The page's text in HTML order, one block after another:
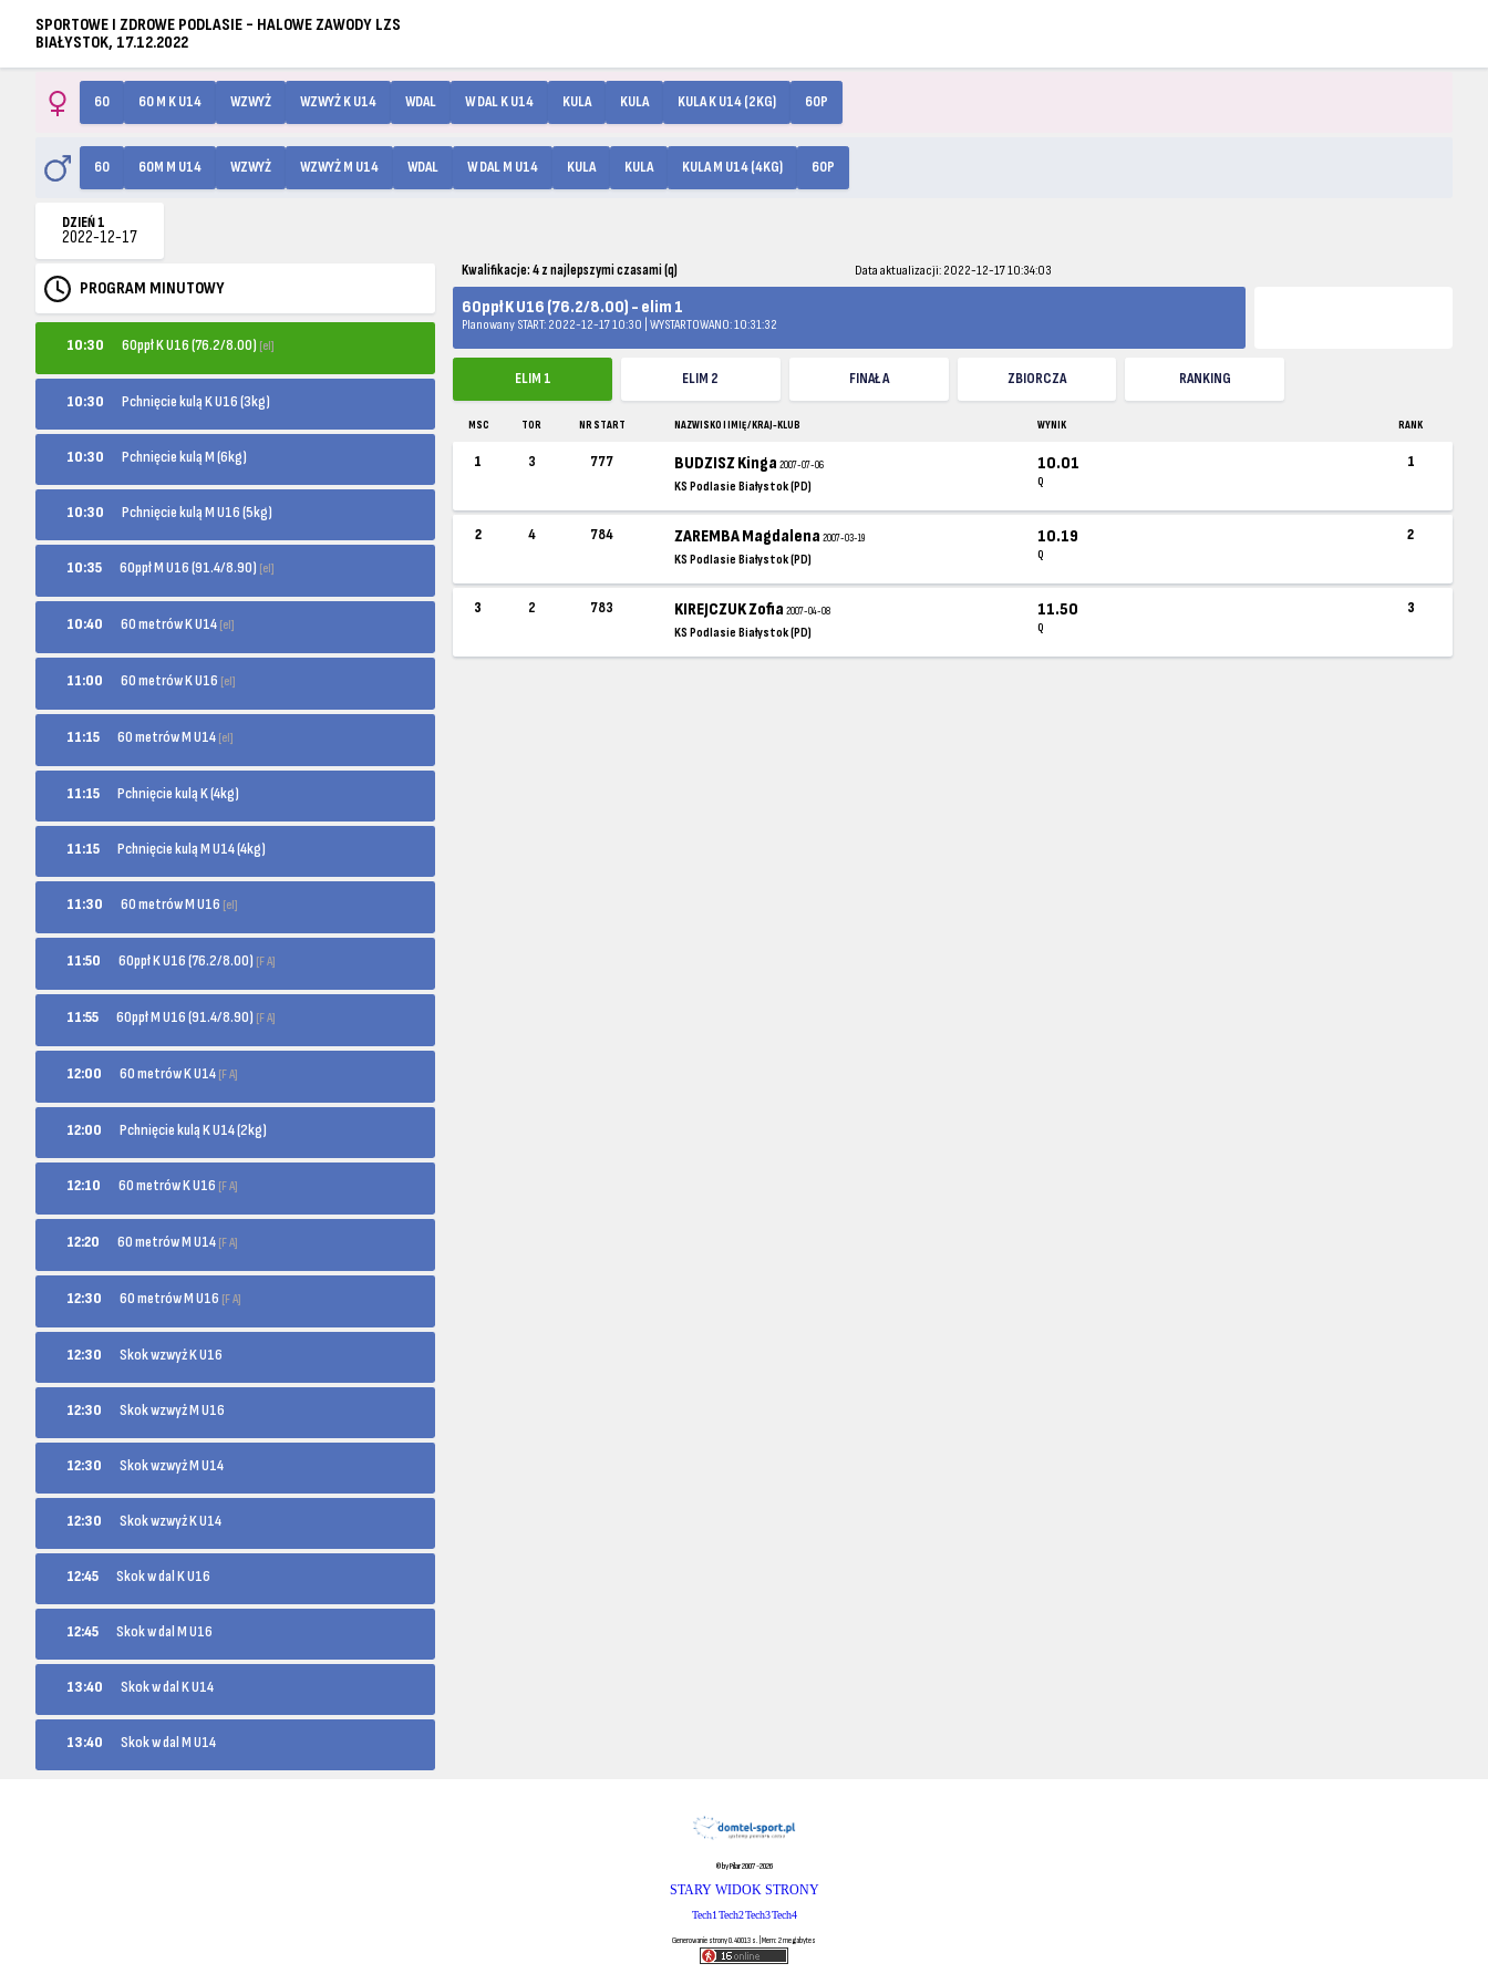
SPORTOWE I ZDROWE PODLASIE - HALOWE ZAWODY LZS
BIAŁYSTOK, 17.12.2022
60 60 M K U14 WZWYŻ WZWYŻ K U14 WDAL W DAL K U14 KULA KULA KULA K U14 (2KG) 60P
60 60M M U14 WZWYŻ WZWYŻ M U14 WDAL W DAL M U14 KULA KULA KULA M U14 (4KG) 60P
DZIEŃ 1
2022-12-17
PROGRAM MINUTOWY
10:30 60ppł K U16 (76.2/8.00) [el]
10:30 Pchnięcie kulą K U16 (3kg)
10:30 Pchnięcie kulą M (6kg)
10:30 Pchnięcie kulą M U16 (5kg)
10:35 60ppł M U16 (91.4/8.90) [el]
10:40 60 metrów K U14 [el]
11:00 60 metrów K U16 [el]
11:15 60 metrów M U14 [el]
11:15 Pchnięcie kulą K (4kg)
11:15 Pchnięcie kulą M U14 (4kg)
11:30 60 metrów M U16 [el]
11:50 60ppł K U16 (76.2/8.00) [F A]
11:55 60ppł M U16 (91.4/8.90) [F A]
12:00 60 metrów K U14 [F A]
12:00 Pchnięcie kulą K U14 (2kg)
12:10 60 metrów K U16 [F A]
12:20 60 metrów M U14 [F A]
12:30 60 metrów M U16 [F A]
12:30 Skok wzwyż K U16
12:30 Skok wzwyż M U16
12:30 Skok wzwyż M U14
12:30 Skok wzwyż K U14
12:45 Skok w dal K U16
12:45 Skok w dal M U16
13:40 Skok w dal K U14
13:40 Skok w dal M U14
Kwalifikacje: 4 z najlepszymi czasami (q) Data aktualizacji: 2022-12-17 10:34:03
60ppł K U16 (76.2/8.00) - elim 1
Planowany START: 2022-12-17 10:30 | WYSTARTOWANO: 10:31:32
ELIM 1 ELIM 2 FINAŁ A ZBIORCZA RANKING
MSC TOR NR START NAZWISKO I IMIĘ / KRAJ-KLUB WYNIK RANK
1 3 777 BUDZISZ Kinga2007-07-06
KS Podlasie Białystok (PD)
10.01
Q
1
2 4 784 ZAREMBA Magdalena2007-03-19
KS Podlasie Białystok (PD)
10.19
Q
2
3 2 783 KIREJCZUK Zofia2007-04-08
KS Podlasie Białystok (PD)
11.50
Q
3
© by Pilar 2007-2026
STARY WIDOK STRONY
Tech1Tech2Tech3Tech4
Generowanie strony 0.40013 s. | Mem: 2 megabytes